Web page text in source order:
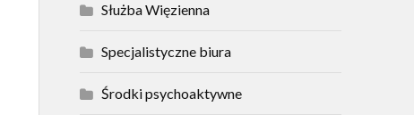
Służba Więzienna
Specjalistyczne biura
Środki psychoaktywne